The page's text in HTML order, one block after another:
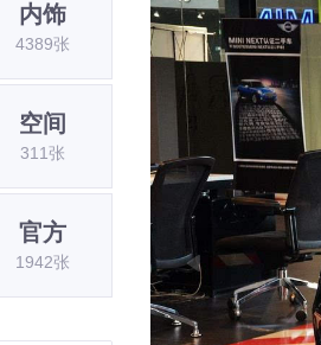
置:车 全
内饰
4389张
空间
311张
官方
1942张